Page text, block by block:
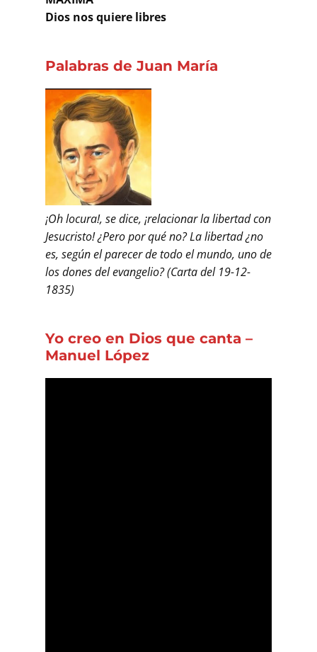
Dios nos quiere libres
Palabras de Juan María
¡Oh locura!, se dice, ¡relacionar la libertad con
Jesucristo! ¿Pero por qué no? La libertad ¿no
es, según el parecer de todo el mundo, uno de
los dones del evangelio? (Carta del 19-12-
1835)
Yo creo en Dios que canta –
Manuel López